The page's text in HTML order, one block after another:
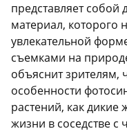
представляет
материал, которого
увлекательной
съемками на
объяснит зрителям,
особенности
растений, как
жизни в соседстве